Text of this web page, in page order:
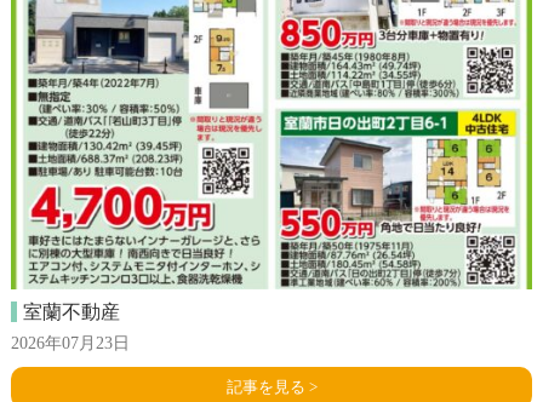
室蘭不動産
2026年07月23日
記事を見る >